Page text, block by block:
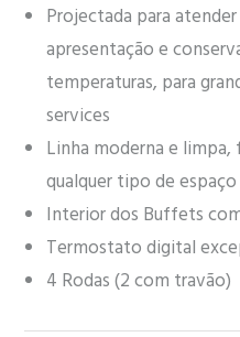
Projectada para
apresentação e
temperaturas, para
services
Linha moderna e
qualquer tipo de
Interior dos Buffets
Termostato digital
4 Rodas (2 com travão)